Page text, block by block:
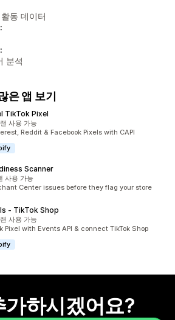
동 데이터
분석
은 앱 보기
TikTok Pixel
사용 가능
Reddit & Facebook Pixels with CAPI
Scanner
사용 가능
Center issues before they flag your store
‑ TikTok Shop
사용 가능
Pixel with Events API & connect TikTok Shop
가하시겠어요?